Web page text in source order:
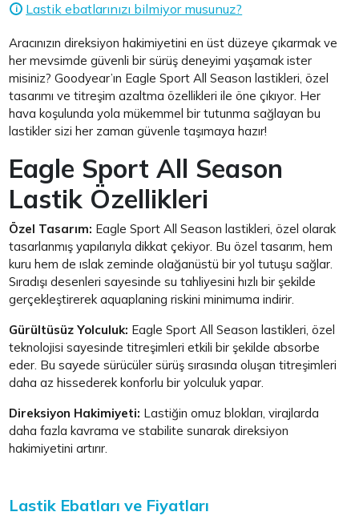
i Lastik ebatlarınızı bilmiyor musunuz?
Aracınızın direksiyon hakimiyetini en üst düzeye çıkarmak ve
her mevsimde güvenli bir sürüş deneyimi yaşamak ister
misiniz? Goodyear’ın Eagle Sport All Season lastikleri, özel
tasarımı ve titreşim azaltma özellikleri ile öne çıkıyor. Her
hava koşulunda yola mükemmel bir tutunma sağlayan bu
lastikler sizi her zaman güvenle taşımaya hazır!
Eagle Sport All Season
Lastik Özellikleri
Özel Tasarım: Eagle Sport All Season lastikleri, özel olarak
tasarlanmış yapılarıyla dikkat çekiyor. Bu özel tasarım, hem
kuru hem de ıslak zeminde olağanüstü bir yol tutuşu sağlar.
Sıradışı desenleri sayesinde su tahliyesini hızlı bir şekilde
gerçekleştirerek aquaplaning riskini minimuma indirir.
Gürültüsüz Yolculuk: Eagle Sport All Season lastikleri, özel
teknolojisi sayesinde titreşimleri etkili bir şekilde absorbe
eder. Bu sayede sürücüler sürüş sırasında oluşan titreşimleri
daha az hissederek konforlu bir yolculuk yapar.
Direksiyon Hakimiyeti: Lastiğin omuz blokları, virajlarda
daha fazla kavrama ve stabilite sunarak direksiyon
hakimiyetini artırır.
Lastik Ebatları ve Fiyatları